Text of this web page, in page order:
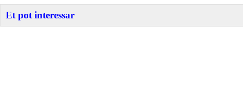
Et pot interessar